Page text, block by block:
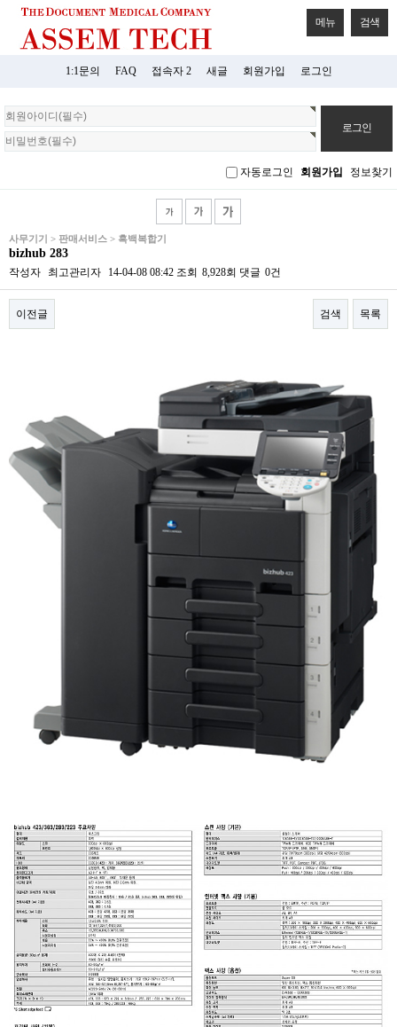
메뉴 검색
1:1문의 FAQ 접속자 2 새글 회원가입 로그인
회
원
로
자동로그인 회원가입 정보찾기
사무기기 > 판매서비스 > 흑백복합기
bizhub 283
작성자 최고관리자 14-04-08 08:42 조회 8,928회 댓글 0건
이전글 검색 목록